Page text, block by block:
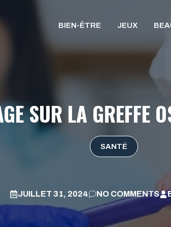
BIEN-ÊTRE JEUX
SUR LA GREFFE
SANTÉ
JUILLET 31, 2024 NO COMMENTS